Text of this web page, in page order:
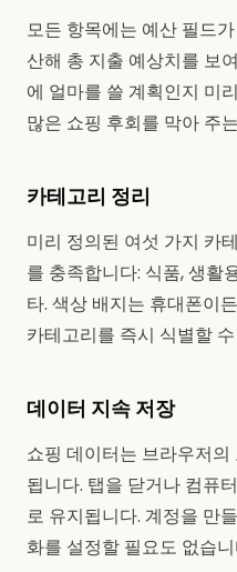
모든 항목에는 예산 필드
산해 총 지출 예상치를 보
에 얼마를 쓸 계획인지 미
많은 쇼핑 후회를 막아 주
카테고리 정리
미리 정의된 여섯 가지 카
를 충족합니다: 식품, 생활
타. 색상 배지는 휴대폰이
카테고리를 즉시 식별할
데이터 지속 저장
쇼핑 데이터는 브라우저
됩니다. 탭을 닫거나 컴퓨
로 유지됩니다. 계정을 만
화를 설정할 필요도 없습